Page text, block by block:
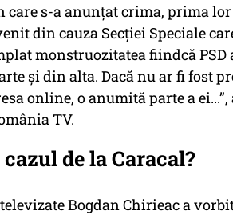
s-a anunțat crima, prima lor
din cauza Secției Speciale
monstruozitatea fiindcă
și din alta. Dacă nu ar fi fost
online, o anumită parte a
TV.
de la Caracal?
Bogdan Chirieac a